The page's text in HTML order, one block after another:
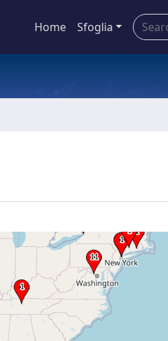
Home Sfoglia